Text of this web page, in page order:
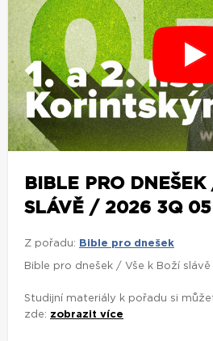
BIBLE PRO
SLÁVĚ / 2026 3Q 05
Z pořadu: Bible pro dnešek
Bible pro dnešek / Vše k Boží
Studijní materiály k pořadu si
zde: zobrazit více